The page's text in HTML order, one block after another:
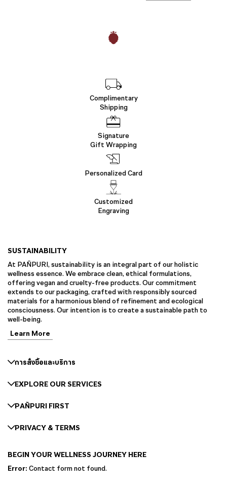
Complimentary
Shipping
Signature
Gift Wrapping
Personalized Card
Customized
Engraving
SUSTAINABILITY
At PAÑPURI, sustainability is an integral part of our holistic
wellness essence. We embrace clean, ethical formulations,
offering vegan and cruelty-free products. Our commitment
extends to our packaging, crafted with responsibly sourced
materials for a harmonious blend of refinement and ecological
consciousness. Our intention is to create a sustainable path to
well-being.
Learn More
การสั่งซื้อและบริการ
EXPLORE OUR SERVICES
PAÑPURI FIRST
PRIVACY & TERMS
BEGIN YOUR WELLNESS JOURNEY HERE
Error:Contact form not found.